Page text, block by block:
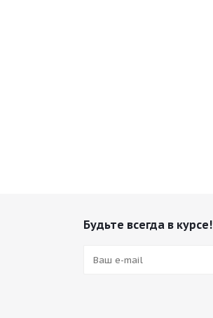
Будьте всегда в курсе!